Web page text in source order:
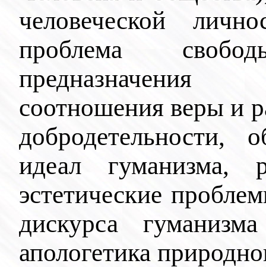
человеческой
проблема
соотношения веры и
добродетельности,
идеал гуманизма,
эстетические
дискурса
апологетика